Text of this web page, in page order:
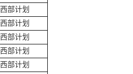
西部计划
西部计划
西部计划
西部计划
西部计划